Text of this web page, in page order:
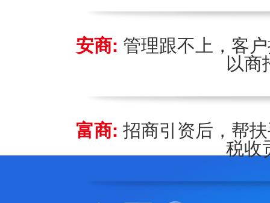
安商: 管理跟不上，客
以商
富商: 招商引资后，帮
税收